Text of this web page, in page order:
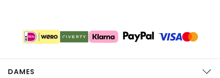
DAMES